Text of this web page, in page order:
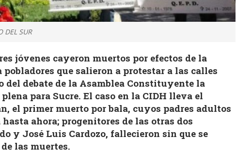
DEL SUR
jóvenes cayeron muertos por efectos de la
que salieron a protestar a las calles
del debate de la Asamblea Constituyente la
para Sucre. El caso en la CIDH lleva el
el primer muerto por bala, cuyos padres adultos
ahora; progenitores de las otras dos
y José Luis Cardozo, fallecieron sin que se
las muertes.